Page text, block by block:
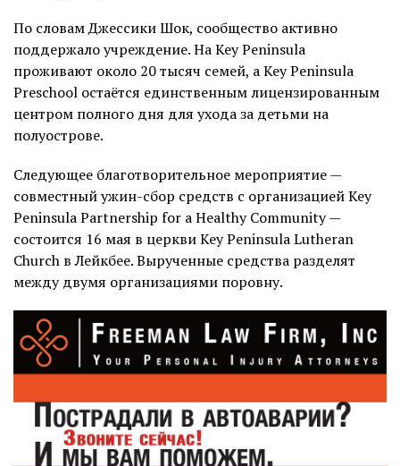
По словам Джессики Шок, сообщество активно
поддержало учреждение. На Key Peninsula
проживают около 20 тысяч семей, а Key Peninsula
Preschool остаётся единственным лицензированным
центром полного дня для ухода за детьми на
полуострове.
Следующее благотворительное мероприятие —
совместный ужин-сбор средств с организацией Key
Peninsula Partnership for a Healthy Community —
состоится 16 мая в церкви Key Peninsula Lutheran
Church в Лейкбее. Вырученные средства разделят
между двумя организациями поровну.